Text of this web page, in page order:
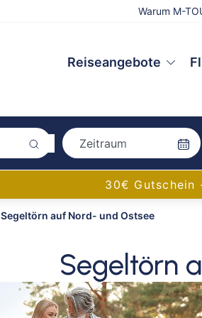
Warum M-
Reiseangebote
30€ Gutschein
Segeltörn auf Nord- und Ostsee
Segeltörn